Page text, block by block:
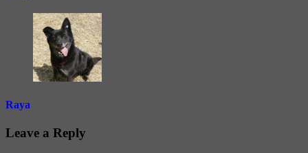
Raya
Leave a Reply